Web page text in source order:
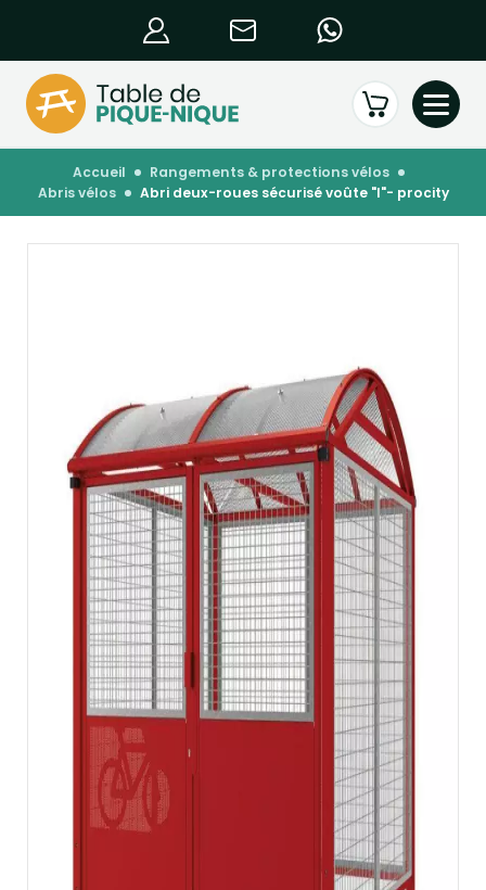
accueil
rangements & protections vélos
abris vélos
abri deux-roues sécurisé voûte "l"- procity